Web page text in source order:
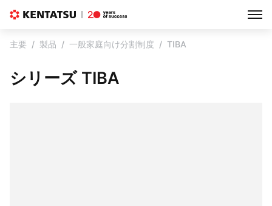
主要 製品 一般家庭向け分割制度 TIBA
シリーズ TIBA